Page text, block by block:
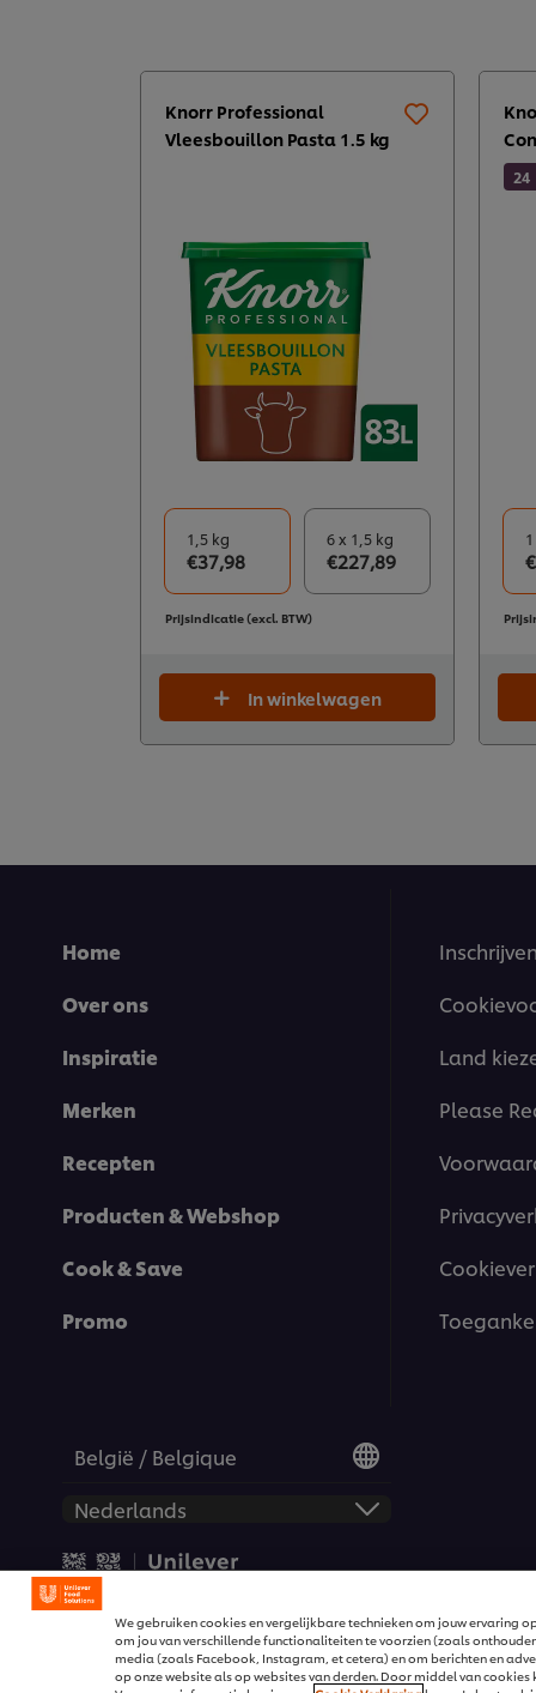
Knorr Professional
Vleesbouillon Pasta 1.5 kg
1,5 kg
€37,98
6 x 1,5 kg
€227,89
Prijsindicatie (excl. BTW)
In winkelwagen
24
Home
Over ons
Inspiratie
Merken
Recepten
Producten & Webshop
Cook & Save
Promo
Land
Please
België / Belgique
We gebruiken cookies en vergelijkbare technieken om jouw ervaring
om jou van verschillende functionaliteiten te voorzien (zoals
media (zoals Facebook, Instagram, et cetera) en om berichten en
op onze website als op websites van derden. Door middel van